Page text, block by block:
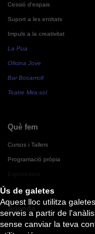
Ús de galetes
Aquest lloc utilitza
serveis a partir de
sense canviar la teva
Cessió d'espais
Suport a les entitats
Impuls a la creativitat
La Pua
Oficina Jove
Bar Bocamoll
Teatre Mira-sol
Què fem
Cursos i Tallers
Programació pròpia
Agenda